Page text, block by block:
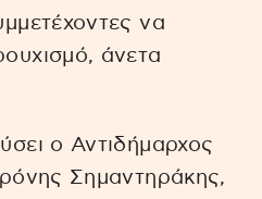
να
άνετα
ο Αντιδήμαρχος
Σημαντηράκης,